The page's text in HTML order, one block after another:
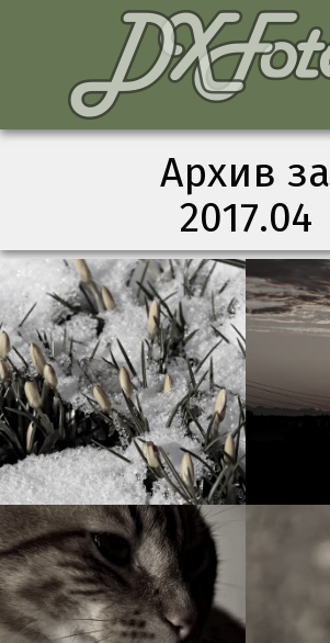
Архив за
2017.04